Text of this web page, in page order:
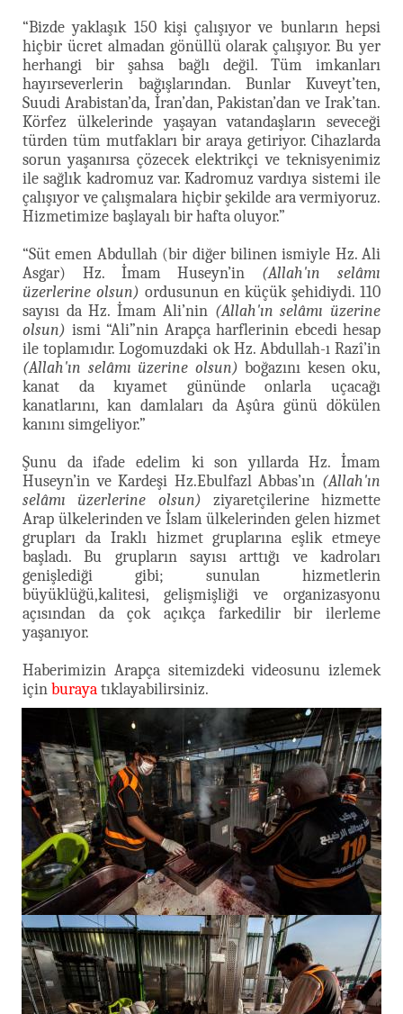
“Bizde yaklaşık 150 kişi çalışıyor ve bunların hepsi
hiçbir ücret almadan gönüllü olarak çalışıyor. Bu yer
herhangi bir şahsa bağlı değil. Tüm imkanları
hayırseverlerin bağışlarından. Bunlar Kuveyt’ten,
Suudi Arabistan’da, İran’dan, Pakistan’dan ve Irak’tan.
Körfez ülkelerinde yaşayan vatandaşların seveceği
türden tüm mutfakları bir araya getiriyor. Cihazlarda
sorun yaşanırsa çözecek elektrikçi ve teknisyenimiz
ile sağlık kadromuz var. Kadromuz vardıya sistemi ile
çalışıyor ve çalışmalara hiçbir şekilde ara vermiyoruz.
Hizmetimize başlayalı bir hafta oluyor.”
“Süt emen Abdullah (bir diğer bilinen ismiyle Hz. Ali
Asgar) Hz. İmam Huseyn’in (Allah'ın selâmı
üzerlerine olsun) ordusunun en küçük şehidiydi. 110
sayısı da Hz. İmam Ali’nin (Allah'ın selâmı üzerine
olsun) ismi “Ali”nin Arapça harflerinin ebcedi hesap
ile toplamıdır. Logomuzdaki ok Hz. Abdullah-ı Razî’in
(Allah'ın selâmı üzerine olsun) boğazını kesen oku,
kanat da kıyamet gününde onlarla uçacağı
kanatlarını, kan damlaları da Aşûra günü dökülen
kanını simgeliyor.”
Şunu da ifade edelim ki son yıllarda Hz. İmam
Huseyn’in ve Kardeşi Hz.Ebulfazl Abbas’ın (Allah'ın
selâmı üzerlerine olsun) ziyaretçilerine hizmette
Arap ülkelerinden ve İslam ülkelerinden gelen hizmet
grupları da Iraklı hizmet gruplarına eşlik etmeye
başladı. Bu grupların sayısı arttığı ve kadroları
genişlediği gibi; sunulan hizmetlerin
büyüklüğü,kalitesi, gelişmişliği ve organizasyonu
açısından da çok açıkça farkedilir bir ilerleme
yaşanıyor.
Haberimizin Arapça sitemizdeki videosunu izlemek
içinburayatıklayabilirsiniz.